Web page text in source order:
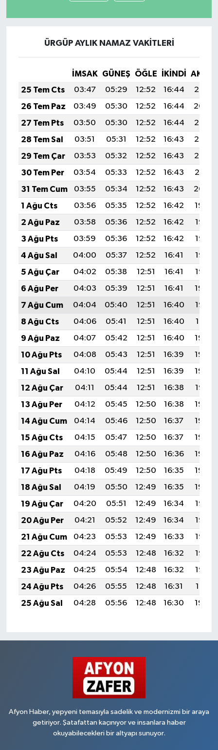
ÜRGÜP AYLIK NAMAZ VAKITLERI
İMSAK GÜNEŞ ÖĞLE İKINDI
25 Tem Cts
03:47 05:29 12:52 16:44
20:05
26 Tem Paz
03:49 05:30 12:52 16:44
20:04
27 Tem Pts
03:50 05:30 12:52 16:44
20:03
28 Tem Sal
03:51 05:31 12:52 16:43
20:03
29 Tem Çar
03:53 05:32 12:52 16:43
20:02
30 Tem Per
03:54 05:33 12:52 16:43
20:01
31 Tem Cum
03:55 05:34 12:52 16:43
20:00
1 Ağu Cts
03:56 05:35 12:52 16:42
19:59
2 Ağu Paz
03:58 05:36 12:52 16:42
19:58
3 Ağu Pts
03:59 05:36 12:52 16:42
19:57
4 Ağu Sal
04:00 05:37 12:52 16:41
19:56
5 Ağu Çar
04:02 05:38 12:51 16:41
19:55
6 Ağu Per
04:03 05:39 12:51 16:41
19:54
7 Ağu Cum
04:04 05:40 12:51 16:40
19:52
8 Ağu Cts
04:06 05:41 12:51 16:40
19:51
9 Ağu Paz
04:07 05:42 12:51 16:40
19:50
10 Ağu Pts
04:08 05:43 12:51 16:39
19:49
11 Ağu Sal
04:10 05:44 12:51 16:39
19:48
12 Ağu Çar
04:11 05:44 12:51 16:38
19:47
13 Ağu Per
04:12 05:45 12:50 16:38
19:45
14 Ağu Cum
04:14 05:46 12:50 16:37
19:44
15 Ağu Cts
04:15 05:47 12:50 16:37
19:43
16 Ağu Paz
04:16 05:48 12:50 16:36
19:42
17 Ağu Pts
04:18 05:49 12:50 16:35
19:40
18 Ağu Sal
04:19 05:50 12:49 16:35
19:39
19 Ağu Çar
04:20 05:51 12:49 16:34
19:38
20 Ağu Per
04:21 05:52 12:49 16:34
19:36
21 Ağu Cum
04:23 05:53 12:49 16:33
19:35
22 Ağu Cts
04:24 05:53 12:48 16:32
19:33
23 Ağu Paz
04:25 05:54 12:48 16:32
19:32
24 Ağu Pts
04:26 05:55 12:48 16:31
19:31
25 Ağu Sal
04:28 05:56 12:48 16:30 19:29
Afyon Haber, yepyeni temasıyla sadelik ve modernizmi bir araya
getiriyor. Şatafattan kaçınıyor ve insanlara haber
okuyabilecekleri bir altyapı sunuyor.